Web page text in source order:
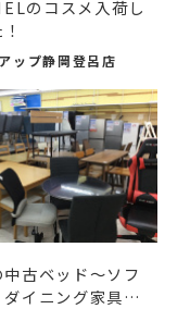
のコスメ入荷し
ップ静岡登呂店
中古ベッド～ソフ
ダイニング家具ま